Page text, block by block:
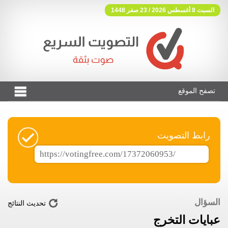
السبت 8 أغسطس 2026 / 23 صفر 1448
فوتنج فري موقع تصويت مجاني
تصفح الموقع
رابط التصويت
السؤال
عبايات التخرج
تحديث النتائج